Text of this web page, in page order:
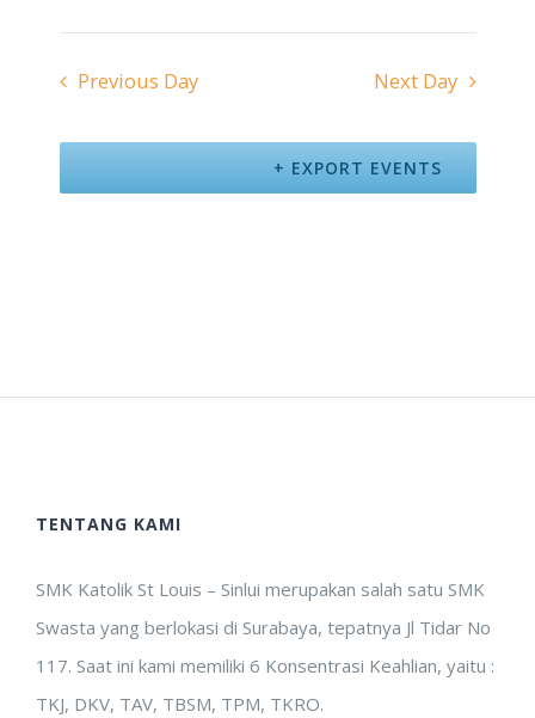
Previous Day Next Day
EXPORT EVENTS
TENTANG KAMI
SMK Katolik St Louis – Sinlui merupakan salah satu SMK
Swasta yang berlokasi di Surabaya, tepatnya Jl Tidar No
117. Saat ini kami memiliki 6 Konsentrasi Keahlian, yaitu :
TKJ, DKV, TAV, TBSM, TPM, TKRO.